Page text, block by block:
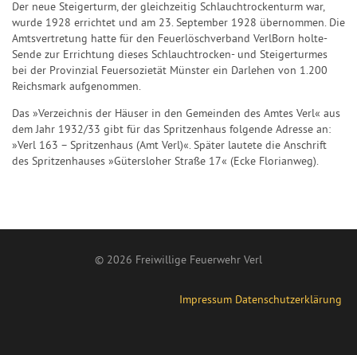
Der neue Steigerturm, der gleichzeitig Schlauchtrockenturm war,
wurde 1928 errichtet und am 23. September 1928 übernommen. Die
Amtsvertretung hatte für den Feuerlöschverband VerlBorn holte-
Sende zur Errichtung dieses Schlauchtrocken- und Steigerturmes
bei der Provinzial Feuersozietät Münster ein Darlehen von 1.200
Reichsmark aufgenommen.
Das »Verzeichnis der Häuser in den Gemeinden des Amtes Verl« aus
dem Jahr 1932/33 gibt für das Spritzenhaus folgende Adresse an:
»Verl 163 – Spritzenhaus (Amt Verl)«. Später lautete die Anschrift
des Spritzenhauses »Gütersloher Straße 17« (Ecke Florianweg).
© 2026 Freiwillige Feuerwehr Verl
Impressum Datenschutzerklärung